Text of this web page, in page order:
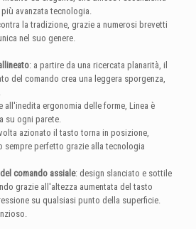
avanzata tecnologia.
la tradizione, grazie a numerosi brevetti
nel suo genere.
: a partire da una ricercata planarità, il
del comando crea una leggera sporgenza,
all'inedita ergonomia delle forme, Linea è
su ogni parete.
azionato il tasto torna in posizione,
sempre perfetto grazie alla tecnologia
comando assiale: design slanciato e sottile
grazie all'altezza aumentata del tasto
su qualsiasi punto della superficie.